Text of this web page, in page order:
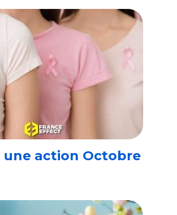
une action Octobre